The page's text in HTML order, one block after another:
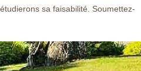
sa faisabilité. Soumettez-